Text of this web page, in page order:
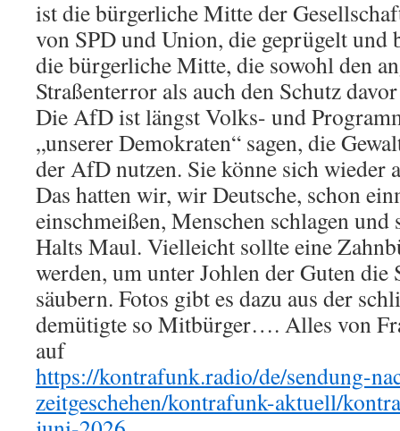
ist die bürgerliche Mitte der
von SPD und Union, die geprügelt und
die bürgerliche Mitte, die sowohl den
Straßenterror als auch den Schutz
Die AfD ist längst Volks- und
„unserer Demokraten“ sagen, die
der AfD nutzen. Sie könne sich wieder
Das hatten wir, wir Deutsche, schon
einschmeißen, Menschen schlagen und
Halts Maul. Vielleicht sollte eine
werden, um unter Johlen der Guten die
säubern. Fotos gibt es dazu aus der
demütigte so Mitbürger…. Alles von
auf
https://kontrafunk.radio/de/sendung-
zeitgeschehen/kontrafunk-aktuell/